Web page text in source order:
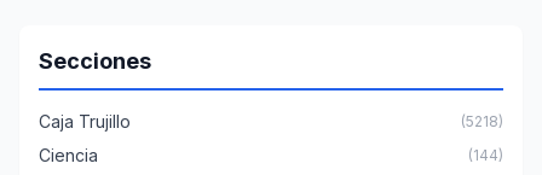
Secciones
Caja Trujillo (5218)
Ciencia (144)